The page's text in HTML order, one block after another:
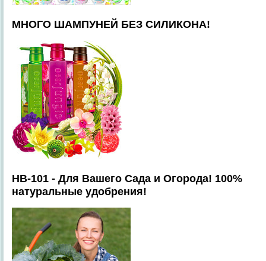
МНОГО ШАМПУНЕЙ БЕЗ СИЛИКОНА!
HB-101 - Для Вашего Сада и Огорода! 100%
натуральные удобрения!